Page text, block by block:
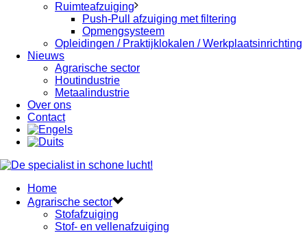
Ruimteafzuiging
Push-Pull afzuiging met filtering
Opmengsysteem
Opleidingen / Praktijklokalen / Werkplaatsinrichting
Nieuws
Agrarische sector
Houtindustrie
Metaalindustrie
Over ons
Contact
Home
Agrarische sector
Stofafzuiging
Stof- en vellenafzuiging